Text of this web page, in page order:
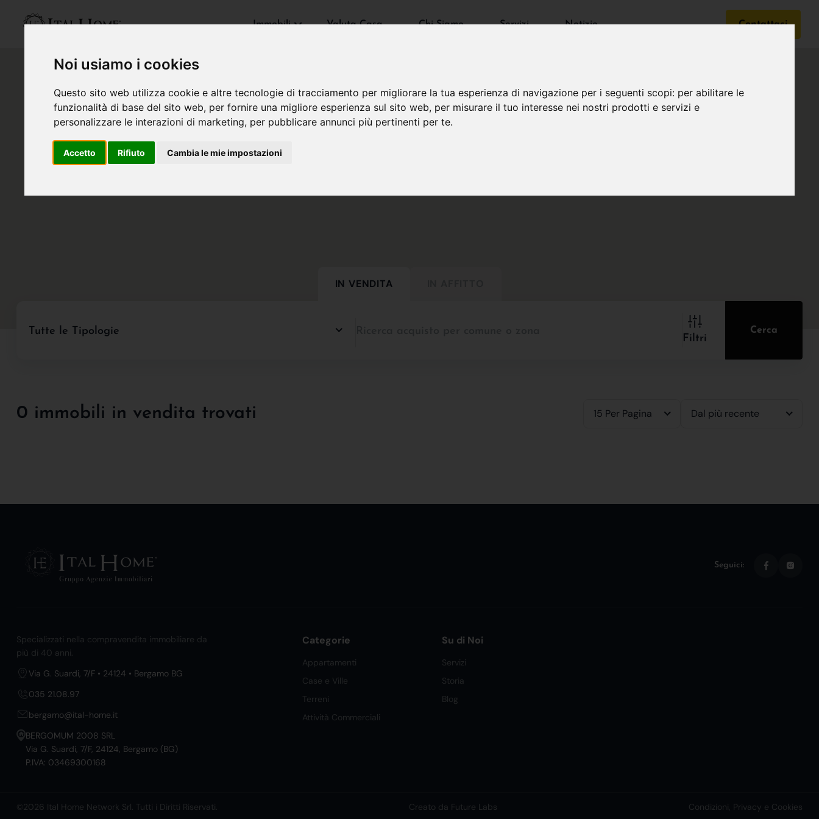
Noi usiamo i cookies
Questo sito web utilizza cookie e altre tecnologie di tracciamento per migliorare la tua esperienza di navigazione per i seguenti scopi: per abilitare le
funzionalità di base del sito web, per fornire una migliore esperienza sul sito web, per misurare il tuo interesse nei nostri prodotti e servizi e
personalizzare le interazioni di marketing, per pubblicare annunci più pertinenti per te.
Accetto Rifiuto Cambia le mie impostazioni
Immobili Valuta Casa Chi Siamo Servizi Notizie Contattaci
IN VENDITA
Tutte le Tipologie
Filtri
Cerca
0 immobili in vendita trovati 15 Per Pagina Dal più recente
Seguici:
Specializzati nella compravendita immobiliare da
più di 40 anni.
Via G. Suardi, 7/F • 24124 • Bergamo BG
035 21.08.97
bergamo@ital-home.it
BERGOMUM 2008 SRL
Via G. Suardi, 7/F, 24124, Bergamo (BG)
P.IVA: 03469300168
Categorie
Appartamenti
Case e Ville
Terreni
Attività Commerciali
Su di Noi
Servizi
Storia
Blog
©2026 Ital Home Network Srl. Tutti i Diritti Riservati. Creato da Future Labs Condizioni, Privacy e Cookies